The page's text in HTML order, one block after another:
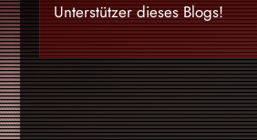
Unterstützer dieses Blogs!